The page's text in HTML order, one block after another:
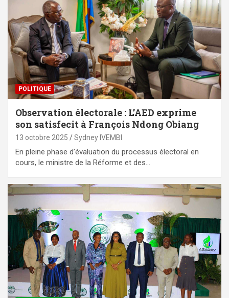
POLITIQUE
Observation électorale : L’AED exprime
son satisfecit à François Ndong Obiang
13 octobre 2025 Sydney IVEMBI
En pleine phase d’évaluation du processus électoral en
cours, le ministre de la Réforme et des…